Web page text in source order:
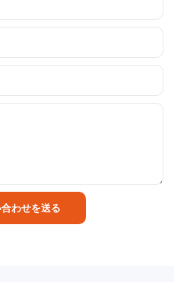
わせを送る